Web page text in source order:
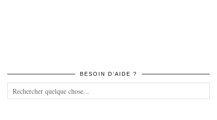
BESOIN D’AIDE ?